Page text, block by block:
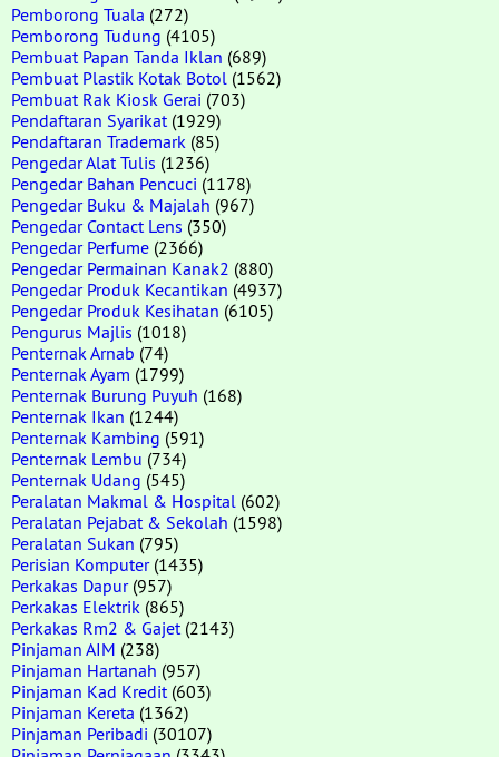
Pemborong Tuala (272)
Pemborong Tudung (4105)
Pembuat Papan Tanda Iklan (689)
Pembuat Plastik Kotak Botol (1562)
Pembuat Rak Kiosk Gerai (703)
Pendaftaran Syarikat (1929)
Pendaftaran Trademark (85)
Pengedar Alat Tulis (1236)
Pengedar Bahan Pencuci (1178)
Pengedar Buku & Majalah (967)
Pengedar Contact Lens (350)
Pengedar Perfume (2366)
Pengedar Permainan Kanak2 (880)
Pengedar Produk Kecantikan (4937)
Pengedar Produk Kesihatan (6105)
Pengurus Majlis (1018)
Penternak Arnab (74)
Penternak Ayam (1799)
Penternak Burung Puyuh (168)
Penternak Ikan (1244)
Penternak Kambing (591)
Penternak Lembu (734)
Penternak Udang (545)
Peralatan Makmal & Hospital (602)
Peralatan Pejabat & Sekolah (1598)
Peralatan Sukan (795)
Perisian Komputer(1435)
Perkakas Dapur(957)
Perkakas Elektrik (865)
Perkakas Rm2 & Gajet (2143)
Pinjaman AIM (238)
Pinjaman Hartanah (957)
Pinjaman Kad Kredit (603)
Pinjaman Kereta (1362)
Pinjaman Peribadi (30107)